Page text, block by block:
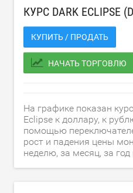
КУРС DARK ECLIPSE
КУПИТЬ / ПРОДАТЬ
НАЧАТЬ ТОРГОВЛЮ
На графике показан
Eclipse к доллару, к
помощью
рост и падения цены
неделю, за месяц, за